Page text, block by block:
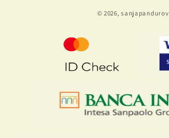
© 2026,sanjapandurov